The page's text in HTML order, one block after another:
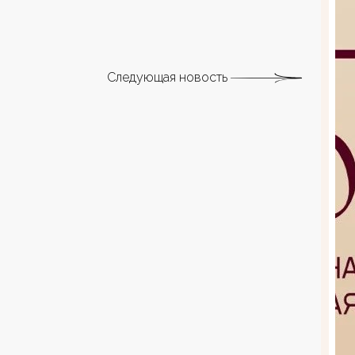
Следующая новость